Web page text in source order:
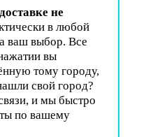
не
в любой
ваш выбор. Все
вы
тому городу,
свой город?
и мы быстро
по вашему